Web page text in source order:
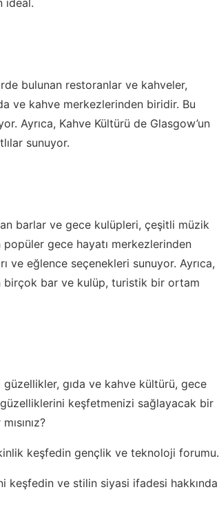
bulunan restoranlar ve kahveler,
ve kahve merkezlerinden biridir. Bu
Ayrıca, Kahve Kültürü de Glasgow’un
sunuyor.
barlar ve gece kulüpleri, çeşitli müzik
gece hayatı merkezlerinden
eğlence seçenekleri sunuyor. Ayrıca,
birçok bar ve kulüp, turistik bir ortam
gıda ve kahve kültürü, gece
güzelliklerini keşfetmenizi sağlayacak bir
keşfedin gençlik ve teknoloji forumu.
keşfedin ve stilin siyasi ifadesi hakkında